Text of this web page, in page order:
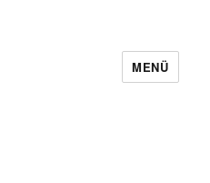
MENÜ